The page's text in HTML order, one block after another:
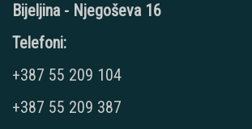
Bijeljina - Njegoševa 16
Telefoni:
+387 55 209 104
+387 55 209 387